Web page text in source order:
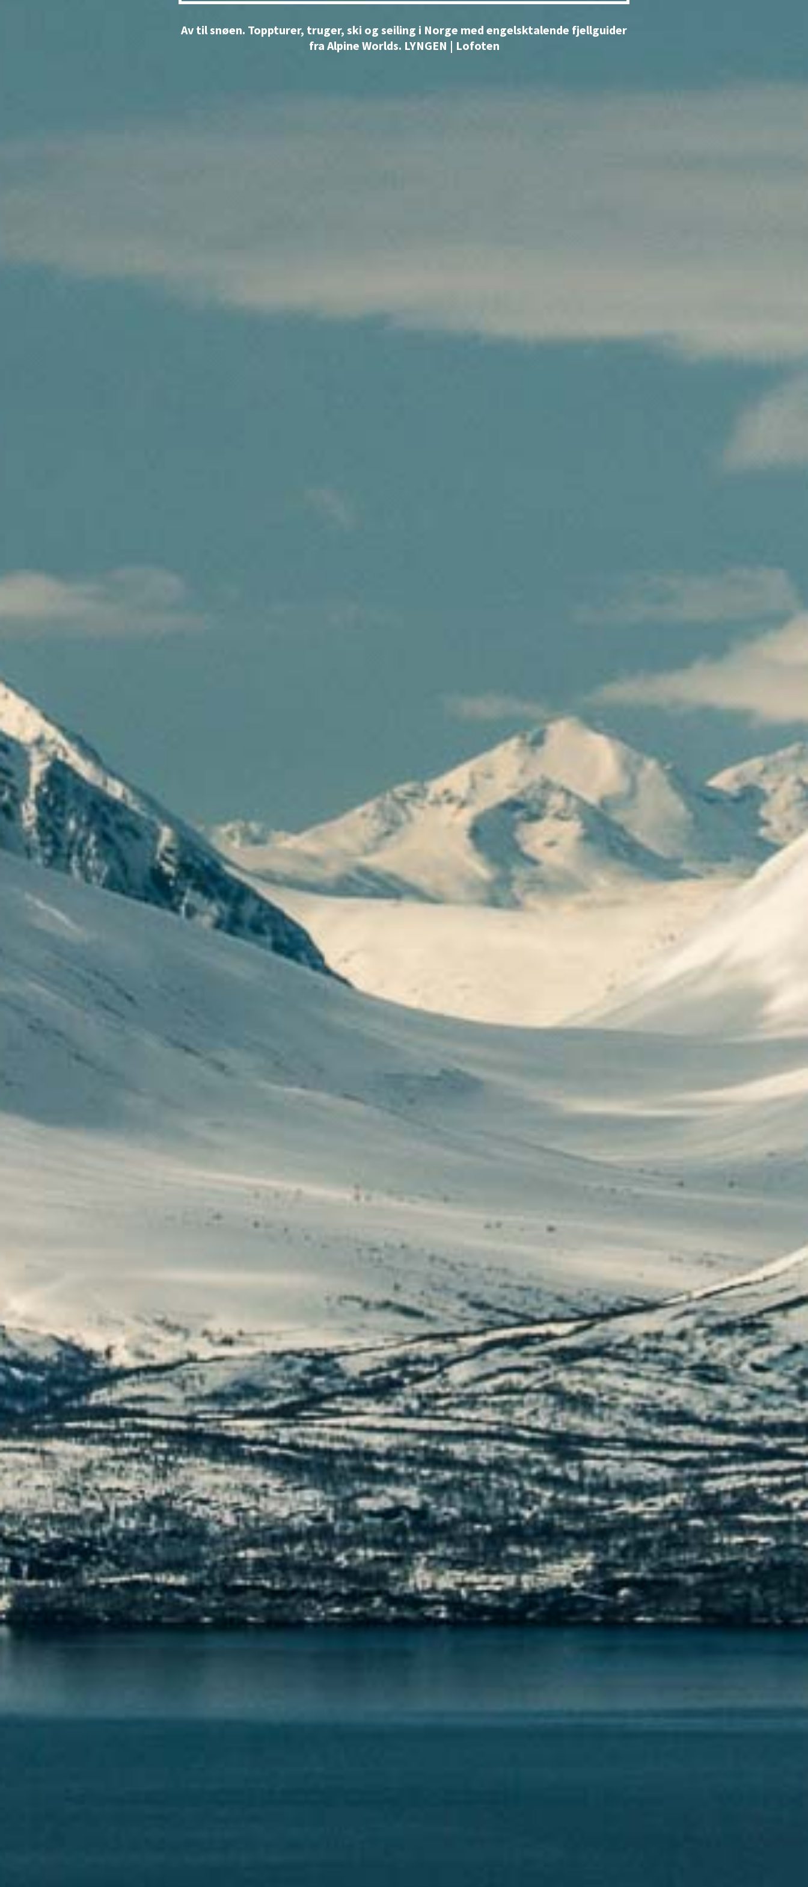
Av til snøen. Toppturer, truger, ski og seiling i Norge med engelsktalende fjellguider
fra Alpine Worlds. LYNGEN | Lofoten